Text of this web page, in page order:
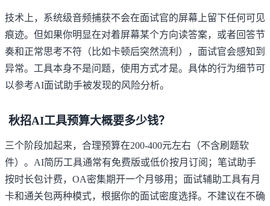
技术上，系统级音频捕获不会在面试官的屏幕上留下任何可见
痕迹。但如果你明显在对着屏幕某个方向读答案，或者回答节
奏和正常思考不符（比如卡顿后突然流利），面试官会感知到
异常。工具本身不是问题，使用方式才是。具体的行为细节可
以参考AI面试助手被发现的风险分析。
秋招AI工具预算大概要多少钱？
三个阶段加起来，合理预算在200-400元左右（不含刷题软
件）。AI简历工具通常有免费版或低价按月订阅；笔试助手
按时长包计费，OA密集期开一个月够用；面试辅助工具有月
卡和通关包两种模式，根据你的面试密度选择。不建议在不确